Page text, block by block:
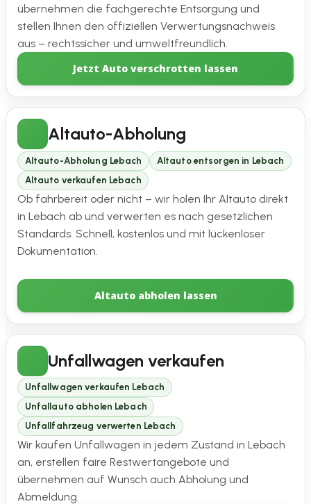
übernehmen die fachgerechte Entsorgung und
stellen Ihnen den offiziellen Verwertungsnachweis
aus – rechtssicher und umweltfreundlich.
Jetzt Auto verschrotten lassen
Altauto-Abholung
Altauto-Abholung Lebach
Altauto entsorgen in Lebach
Altauto verkaufen Lebach
Ob fahrbereit oder nicht – wir holen Ihr Altauto direkt
in Lebach ab und verwerten es nach gesetzlichen
Standards. Schnell, kostenlos und mit lückenloser
Dokumentation.
Altauto abholen lassen
Unfallwagen verkaufen
Unfallwagen verkaufen Lebach
Unfallauto abholen Lebach
Unfallfahrzeug verwerten Lebach
Wir kaufen Unfallwagen in jedem Zustand in Lebach
an, erstellen faire Restwertangebote und
übernehmen auf Wunsch auch Abholung und
Abmeldung.